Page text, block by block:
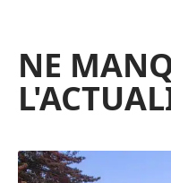
NE